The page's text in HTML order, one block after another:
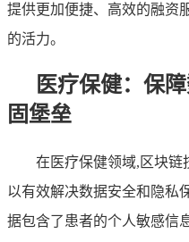
提供更加便捷、高效的融资
的活力。
医疗保健：保
固堡垒
在医疗保健领域,区块链
以有效解决数据安全和隐私
据包含了患者的个人敏感信